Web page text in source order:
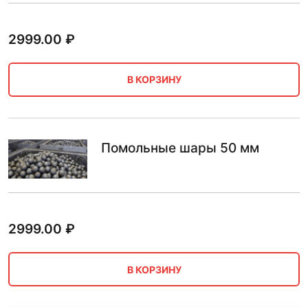
2999.00 ₽
В КОРЗИНУ
Помольные шары 50 мм
2999.00 ₽
В КОРЗИНУ